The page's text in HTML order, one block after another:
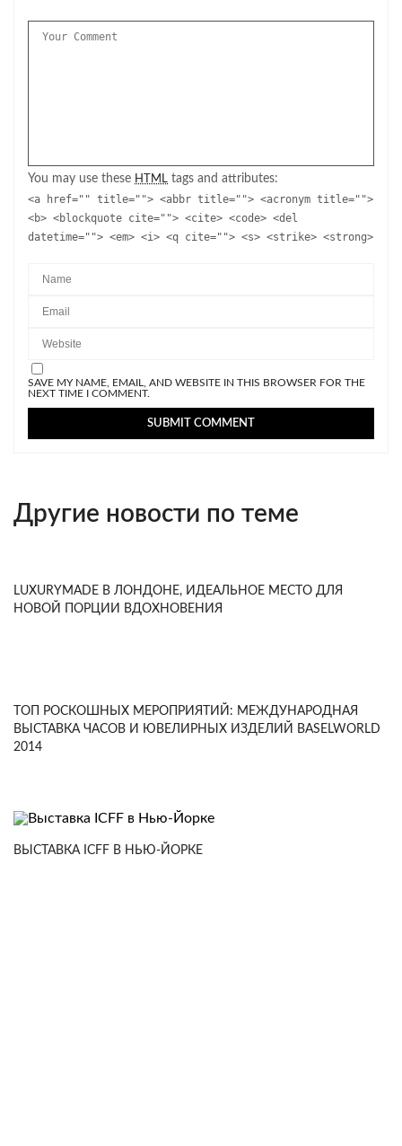
You may use these HTML tags and attributes:
<a href="" title=""> <abbr title=""> <acronym title="">
<b> <blockquote cite=""> <cite> <code> <del
datetime=""> <em> <i> <q cite=""> <s> <strike> <strong>
SAVE MY NAME, EMAIL, AND WEBSITE IN THIS BROWSER FOR THE
NEXT TIME I COMMENT.
Другие новости по теме
LUXURYMADE В ЛОНДОНЕ, ИДЕАЛЬНОЕ МЕСТО ДЛЯ
НОВОЙ ПОРЦИИ ВДОХНОВЕНИЯ
ТОП РОСКОШНЫХ МЕРОПРИЯТИЙ: МЕЖДУНАРОДНАЯ
ВЫСТАВКА ЧАСОВ И ЮВЕЛИРНЫХ ИЗДЕЛИЙ BASELWORLD
2014
ВЫСТАВКА ICFF В НЬЮ-ЙОРКЕ